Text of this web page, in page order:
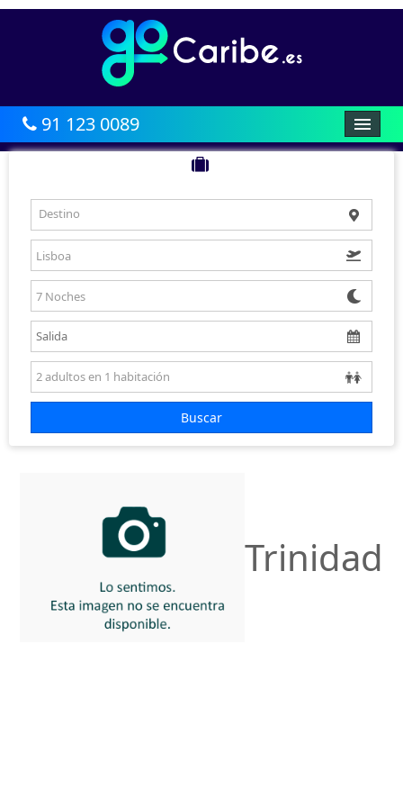
91 123 0089
AFRICA
CARIBE
BALEARES
CANARIAS
ASIA
AMÉRICA
HOTELES
Destino
Buscar
Trinidad